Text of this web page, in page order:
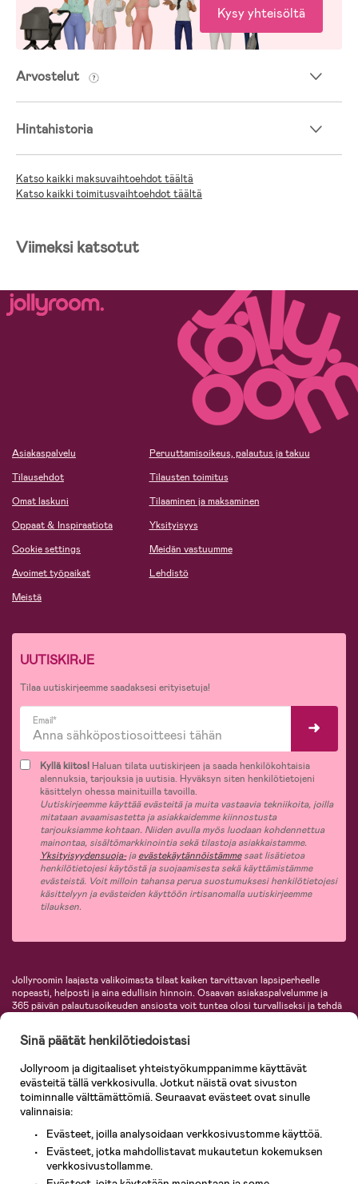
Kysy yhteisöltä
Arvostelut
Hintahistoria
Katso kaikki maksuvaihtoehdot täältä
Katso kaikki toimitusvaihtoehdot täältä
Viimeksi katsotut
Asiakaspalvelu
Tilausehdot
Omat laskuni
Oppaat & Inspiraatiota
Cookie settings
Avoimet työpaikat
Meistä
Peruuttamisoikeus, palautus ja takuu
Tilausten toimitus
Tilaaminen ja maksaminen
Yksityisyys
Meidän vastuumme
Lehdistö
UUTISKIRJE
Tilaa uutiskirjeemme saadaksesi erityisetuja!
Email*
Kyllä kiitos! Haluan tilata uutiskirjeen ja saada henkilökohtaisia
alennuksia, tarjouksia ja uutisia. Hyväksyn siten henkilötietojeni
käsittelyn ohessa mainituilla tavoilla.
Uutiskirjeemme käyttää evästeitä ja muita vastaavia tekniikoita, joilla
mitataan avaamisastetta ja asiakkaidemme kiinnostusta
tarjouksiamme kohtaan. Niiden avulla myös luodaan kohdennettua
mainontaa, sisältömarkkinointia sekä tilastoja asiakkaistamme.
Yksityisyydensuoja-jaevästekäytännöistämmesaat lisätietoa
henkilötietojesi käytöstä ja suojaamisesta sekä käyttämistämme
evästeistä. Voit milloin tahansa perua suostumuksesi henkilötietojesi
käsittelyyn ja evästeiden käyttöön irtisanomalla uutiskirjeemme
tilauksen.
Jollyroomin laajasta valikoimasta tilaat kaiken tarvittavan lapsiperheelle
nopeasti, helposti ja aina edullisin hinnoin. Osaavan asiakaspalvelumme ja
365 päivän palautusoikeuden ansiosta voit tuntea olosi turvalliseksi ja tehdä
lastentarvikkeita sekä paljon muuta. Meiltä löydät lukuisia tunnettuja
KidKraft, Ergobaby, Philips Avent, Neonate, Cybex, LEGO ja monia muita!
Tervetuloa shoppailemaan Pohjoismaiden suurimpaan lastentarvikkeiden
verkkokauppaan!
Sinä päätät henkilötiedoistasi
Jollyroom ja digitaaliset yhteistyökumppanimme käyttävät
evästeitä tällä verkkosivulla. Jotkut näistä ovat sivuston
toiminnalle välttämättömiä. Seuraavat evästeet ovat sinulle
valinnaisia:
Evästeet, joilla analysoidaan verkkosivustomme käyttöä.
Evästeet, jotka mahdollistavat mukautetun kokemuksen
verkkosivustollamme.